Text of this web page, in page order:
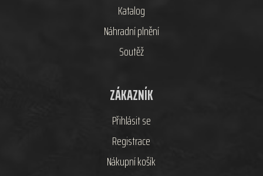
Katalog
Náhradní plnění
Soutěž
ZÁKAZNÍK
Přihlásit se
Registrace
Nákupní košík